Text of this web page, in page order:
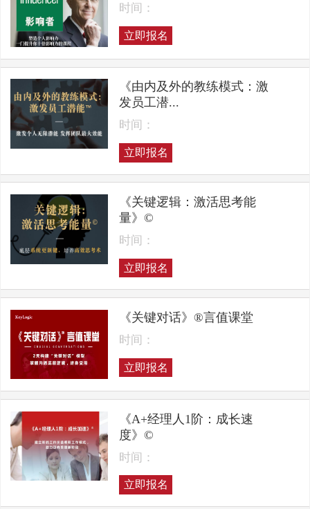
时间：
立即报名
《由内及外的教练模式：激
发员工潜...
时间：
立即报名
《关键逻辑：激活思考能
量》©
时间：
立即报名
《关键对话》®言值课堂
时间：
立即报名
《A+经理人1阶：成长速
度》©
时间：
立即报名